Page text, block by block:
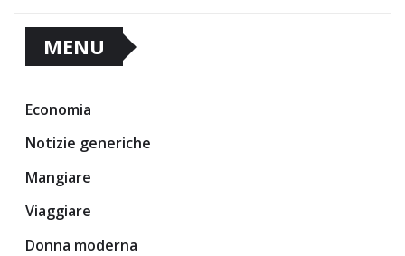
MENU
Economia
Notizie generiche
Mangiare
Viaggiare
Donna moderna